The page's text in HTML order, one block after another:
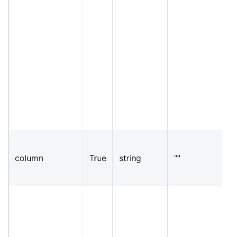
column True string ""